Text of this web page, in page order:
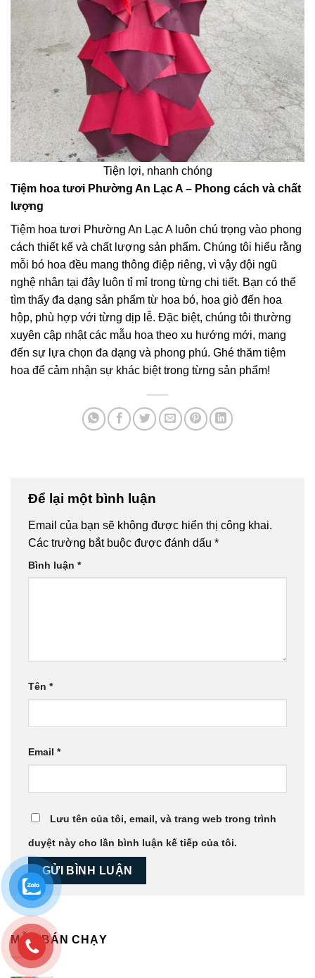
Tiện lợi, nhanh chóng
Tiệm hoa tươi Phường An Lạc A – Phong cách và chất
lượng
Tiệm hoa tươi Phường An Lạc A luôn chú trọng vào phong
cách thiết kế và chất lượng sản phẩm. Chúng tôi hiểu rằng
mỗi bó hoa đều mang thông điệp riêng, vì vậy đội ngũ
nghệ nhân tại đây luôn tỉ mỉ trong từng chi tiết. Bạn có thể
tìm thấy đa dạng sản phẩm từ hoa bó, hoa giỏ đến hoa
hộp, phù hợp với từng dịp lễ. Đặc biệt, chúng tôi thường
xuyên cập nhật các mẫu hoa theo xu hướng mới, mang
đến sự lựa chọn đa dạng và phong phú. Ghé thăm tiệm
hoa để cảm nhận sự khác biệt trong từng sản phẩm!
Để lại một bình luận
Email của bạn sẽ không được hiển thị công khai.
Các trường bắt buộc được đánh dấu *
Bình luận *
Tên *
Email *
Lưu tên của tôi, email, và trang web trong trình
duyệt này cho lần bình luận kế tiếp của tôi.
MẪU BÁN CHẠY